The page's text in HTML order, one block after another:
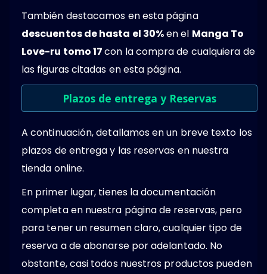
También destacamos en esta página
descuentos de hasta el 30%en el Manga To
Love-ru tomo 17con la compra de cualquiera de
las figuras citadas en esta página.
Plazos de entrega y Reservas
A continuación, detallamos en un breve texto los
plazos de entrega y las reservas en nuestra
tienda online.
En primer lugar, tienes la documentación
completa en nuestra página de reservas, pero
para tener un resumen claro, cualquier tipo de
reserva a de abonarse por adelantado. No
obstante, casi todos nuestros productos pueden